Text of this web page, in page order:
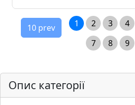
10 prev 1 2 3 4
7
8 9
Опис категорії